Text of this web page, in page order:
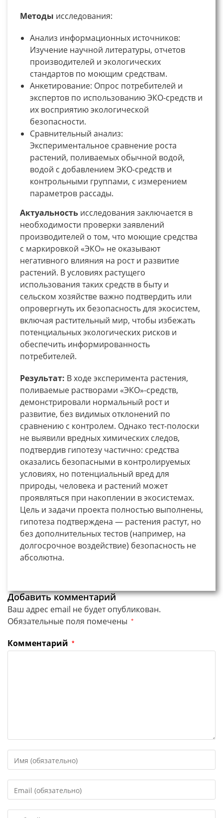
Методы исследования:
Анализ информационных источников:
Изучение научной литературы, отчетов
производителей и экологических
стандартов по моющим средствам.
Анкетирование: Опрос потребителей и
экспертов по использованию ЭКО-средств и
их восприятию экологической
безопасности.
Сравнительный анализ:
Экспериментальное сравнение роста
растений, поливаемых обычной водой,
водой с добавлением ЭКО-средств и
контрольными группами, с измерением
параметров рассады.
Актуальность исследования заключается в
необходимости проверки заявлений
производителей о том, что моющие средства
с маркировкой «ЭКО» не оказывают
негативного влияния на рост и развитие
растений. В условиях растущего
использования таких средств в быту и
сельском хозяйстве важно подтвердить или
опровергнуть их безопасность для экосистем,
включая растительный мир, чтобы избежать
потенциальных экологических рисков и
обеспечить информированность
потребителей.
Результат: В ходе эксперимента растения,
поливаемые растворами «ЭКО»-средств,
демонстрировали нормальный рост и
развитие, без видимых отклонений по
сравнению с контролем. Однако тест-полоски
не выявили вредных химических следов,
подтвердив гипотезу частично: средства
оказались безопасными в контролируемых
условиях, но потенциальный вред для
природы, человека и растений может
проявляться при накоплении в экосистемах.
Цель и задачи проекта полностью выполнены,
гипотеза подтверждена — растения растут, но
без дополнительных тестов (например, на
долгосрочное воздействие) безопасность не
абсолютна.
Добавить комментарий
Ваш адрес email не будет опубликован.
Обязательные поля помечены *
Комментарий *
свое
или
имя
свой
адрес,